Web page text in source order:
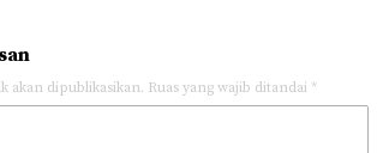
akan dipublikasikan. Ruas yang wajib ditandai *